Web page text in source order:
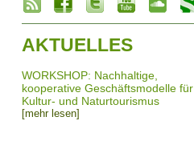
AKTUELLES
WORKSHOP: Nachhaltige,
kooperative Geschäftsmodelle für
Kultur- und Naturtourismus
[mehr lesen]